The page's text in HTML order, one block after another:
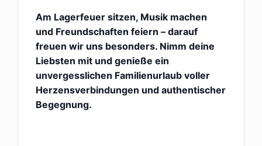
Am Lagerfeuer sitzen, Musik machen
und Freundschaften feiern – darauf
freuen wir uns besonders. Nimm deine
Liebsten mit und genieße ein
unvergesslichen Familienurlaub voller
Herzensverbindungen und authentischer
Begegnung.